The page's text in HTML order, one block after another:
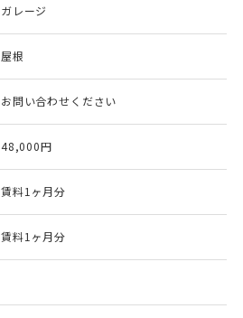
ガレージ
屋根
お問い合わせください
48,000円
賃料1ヶ月分
賃料1ヶ月分